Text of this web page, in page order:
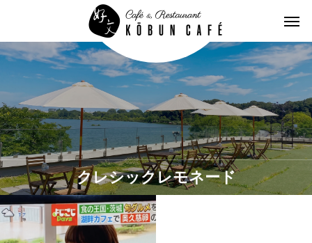
クレシックレモネード